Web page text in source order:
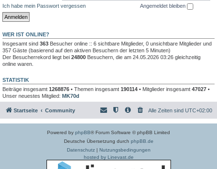
Ich habe mein Passwort vergessen
Angemeldet bleiben
WER IST ONLINE?
Insgesamt sind 363 Besucher online :: 6 sichtbare Mitglieder, 0 unsichtbare Mitglieder und
357 Gäste (basierend auf den aktiven Besuchern der letzten 5 Minuten)
Der Besucherrekord liegt bei 24800 Besuchern, die am 24.05.2026 03:26 gleichzeitig
online waren.
STATISTIK
Beiträge insgesamt 1268876 • Themen insgesamt 190114 • Mitglieder insgesamt 47027 •
Unser neuestes Mitglied: MK70d
Startseite Community Alle Zeiten sind UTC+02:00
Powered by phpBB® Forum Software © phpBB Limited
Deutsche Übersetzung durch phpBB.de
Datenschutz| Nutzungsbedingungen
hosted by Linevast.de